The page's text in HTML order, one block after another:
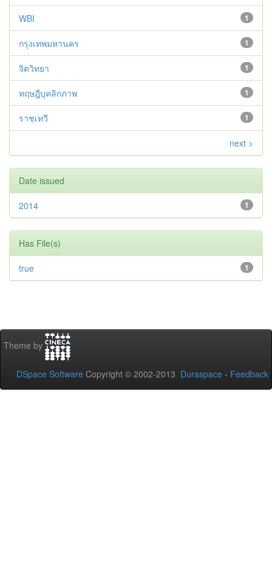
1
WBI
1
กรุงเทพมหานคร
1
จิตวิทยา
1
ทฤษฎีบุคลิกภาพ
1
ราชเทวี
next >
Date issued
1
2014
Has File(s)
1
true
Theme by
DSpace Software Copyright © 2002-2013 Duraspace - Feedback